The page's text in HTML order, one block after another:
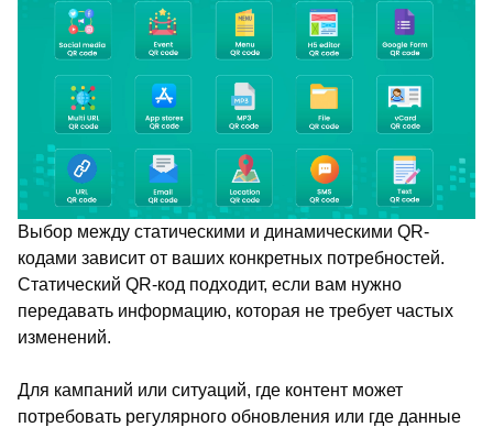
Выбор между статическими и динамическими QR-
кодами зависит от ваших конкретных потребностей.
Статический QR-код подходит, если вам нужно
передавать информацию, которая не требует частых
изменений.
Для кампаний или ситуаций, где контент может
потребовать регулярного обновления или где данные